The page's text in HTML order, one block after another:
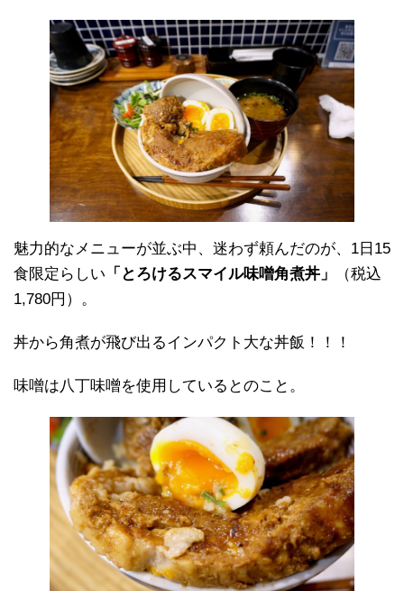
魅力的なメニューが並ぶ中、迷わず頼んだのが、1日15
食限定らしい 「とろけるスマイル味噌角煮丼」
（税込
1,780円）。
丼から角煮が飛び出るインパクト大な丼飯！！！
味噌は八丁味噌を使用しているとのこと。